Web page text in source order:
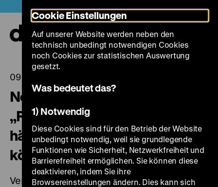
zum
Seiteninhalt
springen
09.03.2026
Noch bis 22. März 2026:
„Roads not Taken. Oder: Es
hätte auch anders kommen
können”
Verlängerte Öffnungszeiten und Finissage zur
Cookie Einstellungen
Auf unserer Website werden neben den
technisch unbedingt notwendigen Cookies
noch Cookies zur statistischen Auswertung
gesetzt.
Was bedeutet das?
1) Notwendig
Diese Cookies sind für den Betrieb der Website
unbedingt notwendig, weil sie grundlegende
Funktionen wie Sicherheit, Netzwerkfreiheit und
Barrierefreiheit ermöglichen. Sie können diese
deaktivieren, indem Sie ihre
Browsereinstellungen ändern. Dies kann sich